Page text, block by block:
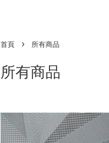
首頁 › 所有商品
所有商品